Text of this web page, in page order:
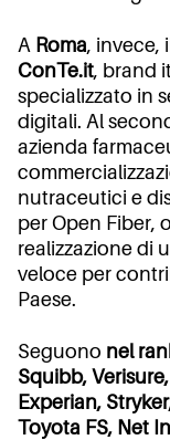
A Roma, invece,
ConTe.it, brand
specializzato in
digitali. Al
azienda
nutraceutici e
per Open Fiber,
realizzazione di
veloce per
Paese.
Seguono nel
Squibb,
Experian,
Toyota FS, Net